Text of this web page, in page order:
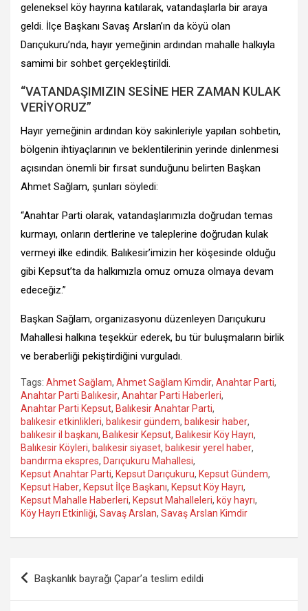
geleneksel köy hayrına katılarak, vatandaşlarla bir araya
geldi. İlçe Başkanı Savaş Arslan’ın da köyü olan
Darıçukuru’nda, hayır yemeğinin ardından mahalle halkıyla
samimi bir sohbet gerçekleştirildi.
“VATANDAŞIMIZIN SESİNE HER ZAMAN KULAK
VERİYORUZ”
Hayır yemeğinin ardından köy sakinleriyle yapılan sohbetin,
bölgenin ihtiyaçlarının ve beklentilerinin yerinde dinlenmesi
açısından önemli bir fırsat sunduğunu belirten Başkan
Ahmet Sağlam, şunları söyledi:
“Anahtar Parti olarak, vatandaşlarımızla doğrudan temas
kurmayı, onların dertlerine ve taleplerine doğrudan kulak
vermeyi ilke edindik. Balıkesir’imizin her köşesinde olduğu
gibi Kepsut’ta da halkımızla omuz omuza olmaya devam
edeceğiz.”
Başkan Sağlam, organizasyonu düzenleyen Darıçukuru
Mahallesi halkına teşekkür ederek, bu tür buluşmaların birlik
ve beraberliği pekiştirdiğini vurguladı.
Tags: Ahmet Sağlam, Ahmet Sağlam Kimdir, Anahtar Parti,
Anahtar Parti Balıkesir, Anahtar Parti Haberleri,
Anahtar Parti Kepsut, Balıkesir Anahtar Parti,
balıkesir etkinlikleri, balıkesir gündem, balıkesir haber,
balıkesir il başkanı, Balıkesir Kepsut, Balıkesir Köy Hayrı,
Balıkesir Köyleri, balıkesir siyaset, balıkesir yerel haber,
bandırma ekspres, Darıçukuru Mahallesi,
Kepsut Anahtar Parti, Kepsut Darıçukuru, Kepsut Gündem,
Kepsut Haber, Kepsut İlçe Başkanı, Kepsut Köy Hayrı,
Kepsut Mahalle Haberleri, Kepsut Mahalleleri, köy hayrı,
Köy Hayrı Etkinliği, Savaş Arslan, Savaş Arslan Kimdir
Yazı
gezinmesi
Başkanlık bayrağı Çapar’a teslim edildi